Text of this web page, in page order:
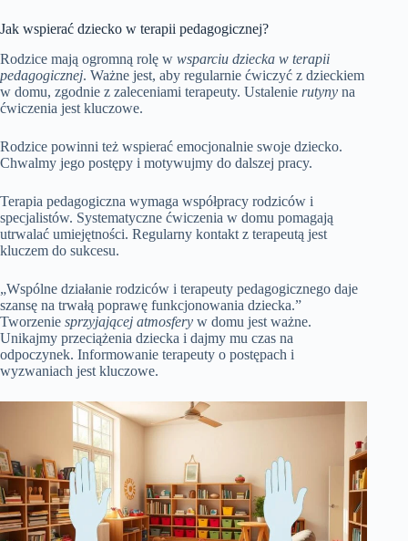
Jak wspierać dziecko w terapii pedagogicznej?
Rodzice mają ogromną rolę w wsparciu dziecka w terapii
pedagogicznej. Ważne jest, aby regularnie ćwiczyć z dzieckiem
w domu, zgodnie z zaleceniami terapeuty. Ustalenie rutyny na
ćwiczenia jest kluczowe.
Rodzice powinni też wspierać emocjonalnie swoje dziecko.
Chwalmy jego postępy i motywujmy do dalszej pracy.
Terapia pedagogiczna wymaga współpracy rodziców i
specjalistów. Systematyczne ćwiczenia w domu pomagają
utrwalać umiejętności. Regularny kontakt z terapeutą jest
kluczem do sukcesu.
„Wspólne działanie rodziców i terapeuty pedagogicznego daje
szansę na trwałą poprawę funkcjonowania dziecka.”
Tworzenie sprzyjającej atmosfery w domu jest ważne.
Unikajmy przeciążenia dziecka i dajmy mu czas na
odpoczynek. Informowanie terapeuty o postępach i
wyzwaniach jest kluczowe.